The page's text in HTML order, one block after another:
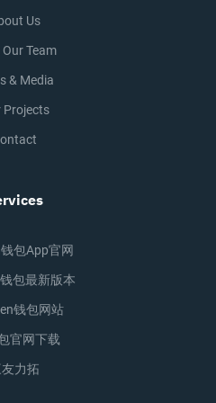
Us
Our Team
& Media
Projects
包app官网
包最新版本
钱包网站
官网下载
力拓